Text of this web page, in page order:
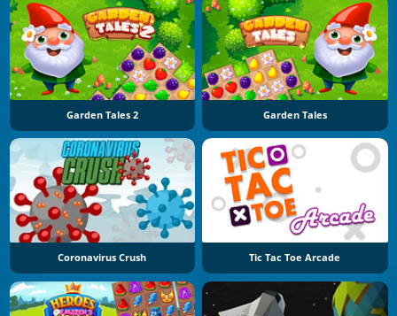
Garden Tales 2 Garden Tales
Coronavirus Crush Tic Tac Toe Arcade